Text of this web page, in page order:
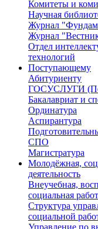
Комитеты и
Научная
Журнал
Журнал
Отдел
технологий
Поступающему
Абитуриенту
ГОСУСЛУГИ
Бакалавриат и
Ординатура
Аспирантура
СПО
Магистратура
Молодёжная,
деятельность
Внеучебная,
социальная
Структура
социальной
Управление по